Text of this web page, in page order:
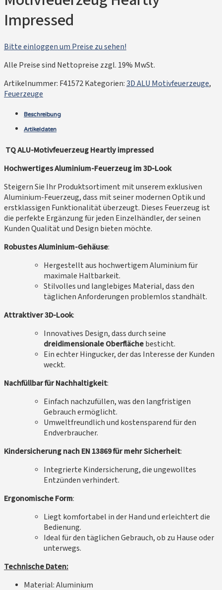
Impressed
Bitte einloggen um Preise zu sehen!
Alle Preise sind Nettopreise zzgl. 19% MwSt.
Artikelnummer: F41572Kategorien:3D ALU Motivfeuerzeuge,
Feuerzeuge
Beschreibung
Artikeldaten
TQ ALU-Motivfeuerzeug Heartly impressed
Hochwertiges Aluminium-Feuerzeug im 3D-Look
Steigern Sie Ihr Produktsortiment mit unserem exklusiven
Aluminium-Feuerzeug, dass mit seiner modernen Optik und
erstklassigen Funktionalität überzeugt. Dieses Feuerzeug ist
die perfekte Ergänzung für jeden Einzelhändler, der seinen
Kunden Qualität und Design bieten möchte.
Robustes Aluminium-Gehäuse:
Hergestellt aus hochwertigem Aluminium für
maximale Haltbarkeit.
Stilvolles und langlebiges Material, dass den
täglichen Anforderungen problemlos standhält.
Attraktiver 3D-Look:
Innovatives Design, dass durch seine
dreidimensionale Oberflächebesticht.
Ein echter Hingucker, der das Interesse der Kunden
weckt.
Nachfüllbar für Nachhaltigkeit:
Einfach nachzufüllen, was den langfristigen
Gebrauch ermöglicht.
Umweltfreundlich und kostensparend für den
Endverbraucher.
Kindersicherung nach EN 13869 für mehr Sicherheit:
Integrierte Kindersicherung, die ungewolltes
Entzünden verhindert.
Ergonomische Form:
Liegt komfortabel in der Hand und erleichtert die
Bedienung.
Ideal für den täglichen Gebrauch, ob zu Hause oder
unterwegs.
Technische Daten:
Material: Aluminium